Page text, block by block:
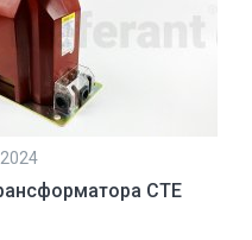
СТЕ